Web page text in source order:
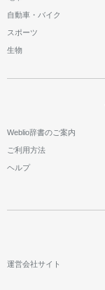
自動車・バイク
スポーツ
生物
Weblio辞書のご案内
ご利用方法
ヘルプ
運営会社サイト